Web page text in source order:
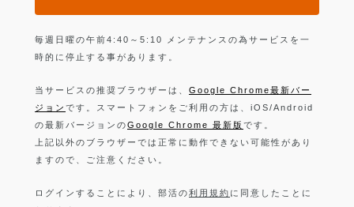
毎週日曜の午前4:40～5:10 メンテナンスの為サービスを一
時的に停止する事があります。
当サービスの推奨ブラウザーは、 Google Chrome最新バー
ジョン です。スマートフォンをご利用の方は、iOS/Android
の最新バージョンのGoogle Chrome 最新版 です。
上記以外のブラウザーでは正常に動作できない可能性があり
ますので、ご注意ください。
ログインすることにより、部活の利用規約 に同意したことに